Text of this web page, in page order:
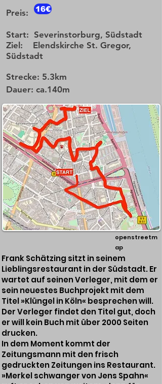
Preis:
Start: Severinstorburg, Südstadt
Ziel: Elendskirche St. Gregor,
Südstadt
Strecke: 5.3km
Dauer: ca.140m
16€
openstreetm
ap
Frank Schätzing sitzt in seinem
Lieblingsrestaurant in der Südstadt. Er
wartet auf seinen Verleger, mit dem er
sein neuestes Buchprojekt mit dem
Titel »Klüngel in Köln« besprechen will.
Der Verleger findet den Titel gut, doch
er will kein Buch mit über 2000 Seiten
drucken.
In dem Moment kommt der
Zeitungsmann mit den frisch
gedruckten Zeitungen ins Restaurant.
»Merkel schwanger von Jens Spahn«